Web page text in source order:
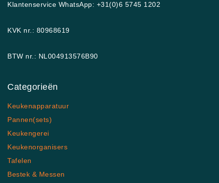
Klantenservice WhatsApp: +31(0)6 5745 1202
KVK nr.: 80968619
BTW nr.: NL004913576B90
Categorieën
Keukenapparatuur
Pannen(sets)
Keukengerei
Keukenorganisers
Tafelen
Bestek & Messen